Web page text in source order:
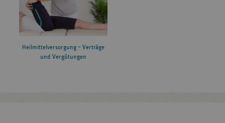
Heilmittelversorgung – Verträge
und Vergütungen